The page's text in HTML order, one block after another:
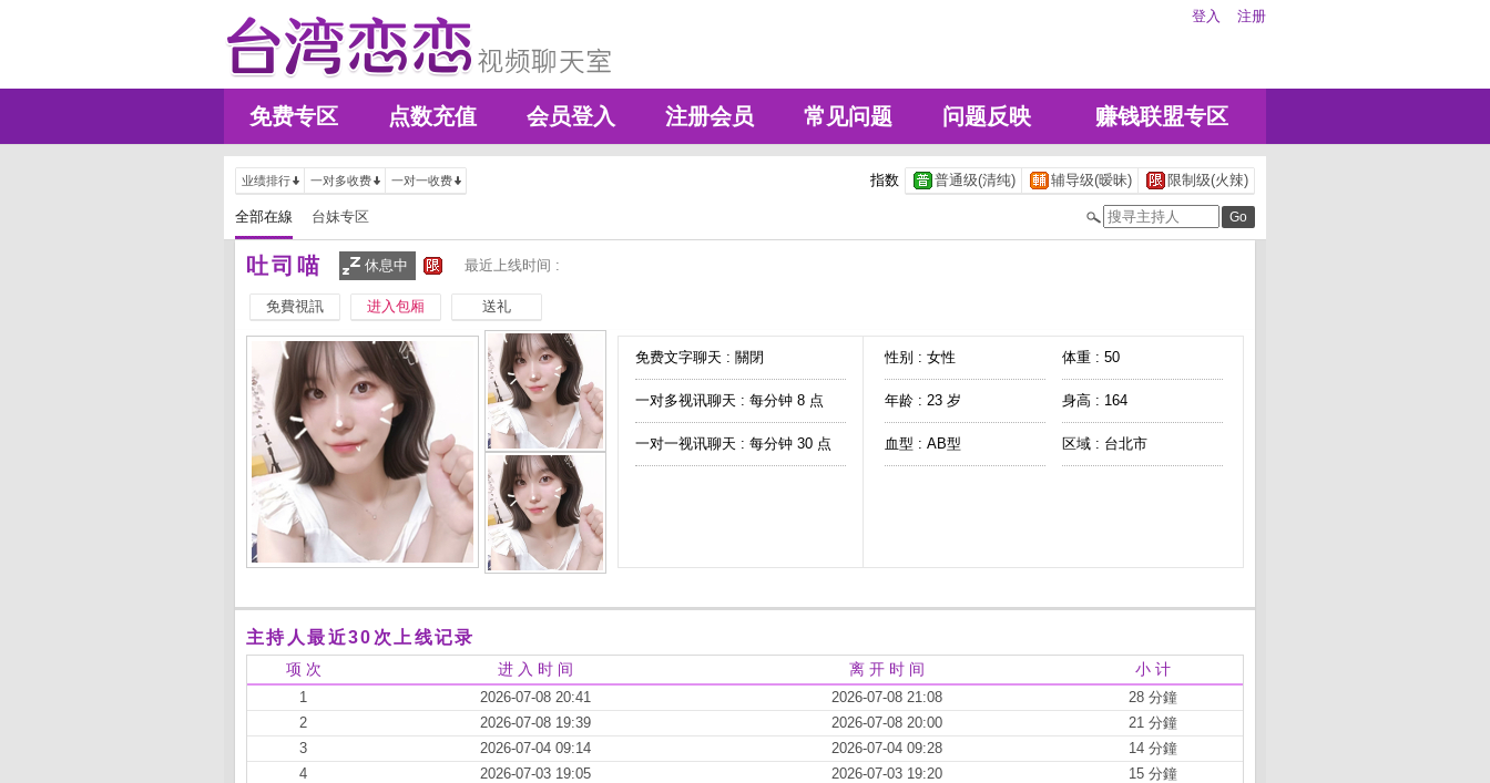
登入 注册
免费专区 点数充值 会员登入 注册会员 常见问题 问题反映 赚钱联盟专区
业绩排行 一对多收费 一对一收费 指数 普通级(清纯) 辅导级(暧昧) 限制级(火辣)
全部在線 台妹专区
吐司喵 休息中 最近上线时间 :
免費視訊 进入包厢 送礼
免费文字聊天 : 關閉
一对多视讯聊天 : 每分钟 8 点
一对一视讯聊天 : 每分钟 30 点
性别 : 女性 体重 : 50
年龄 : 23 岁 身高 : 164
血型 : AB型 区域 : 台北市
主持人最近30次上线记录
项 次 进 入 时 间 离 开 时 间 小 计
1 2026-07-08 20:41 2026-07-08 21:08
28 分鐘
2
2026-07-08 19:39 2026-07-08 20:00
21 分鐘
3
2026-07-04 09:14 2026-07-04 09:28
14 分鐘
4
2026-07-03 19:05 2026-07-03 19:20
15 分鐘